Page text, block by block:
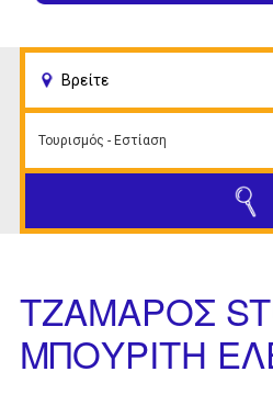
ΤΖΑΜΑΡΟΣ
ΜΠΟΥΡΙΤΗ